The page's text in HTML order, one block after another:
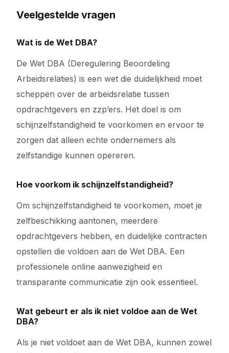
Veelgestelde vragen
Wat is de Wet DBA?
De Wet DBA (Deregulering Beoordeling
Arbeidsrelaties) is een wet die duidelijkheid moet
scheppen over de arbeidsrelatie tussen
opdrachtgevers en zzp’ers. Het doel is om
schijnzelfstandigheid te voorkomen en ervoor te
zorgen dat alleen echte ondernemers als
zelfstandige kunnen opereren.
Hoe voorkom ik schijnzelfstandigheid?
Om schijnzelfstandigheid te voorkomen, moet je
zelfbeschikking aantonen, meerdere
opdrachtgevers hebben, en duidelijke contracten
opstellen die voldoen aan de Wet DBA. Een
professionele online aanwezigheid en
transparante communicatie zijn ook essentieel.
Wat gebeurt er als ik niet voldoe aan de Wet
DBA?
Als je niet voldoet aan de Wet DBA, kunnen zowel